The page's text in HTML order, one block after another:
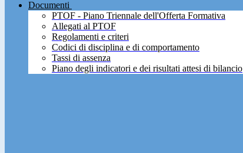
Documenti
PTOF - Piano Triennale dell'Offerta Formativa
Allegati al PTOF
Regolamenti e criteri
Codici di disciplina e di comportamento
Tassi di assenza
Piano degli indicatori e dei risultati attesi di bilancio